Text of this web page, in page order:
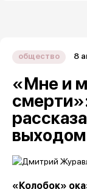
общество 8
«Мне и
«Колобок»